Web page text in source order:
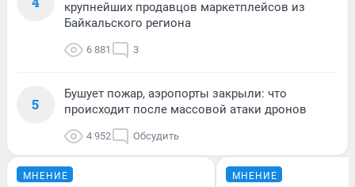
крупнейших продавцов маркетплейсов из
Байкальского региона
6 881 3
5
Бушует пожар, аэропорты закрыли: что
происходит после массовой атаки дронов
4 952 Обсудить
МНЕНИЕ МНЕНИЕ